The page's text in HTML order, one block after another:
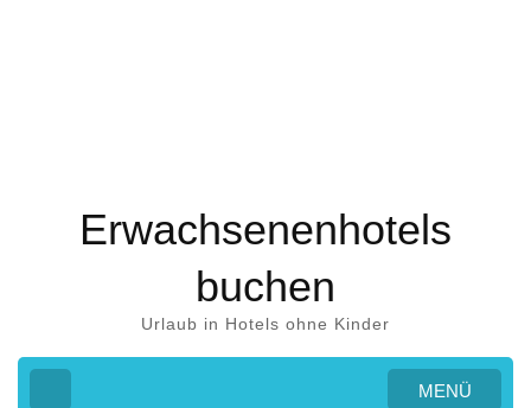
Erwachsenenhotels
buchen
Urlaub in Hotels ohne Kinder
MENÜ